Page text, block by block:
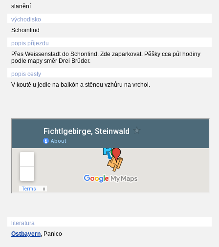
slanění
východisko
Schoinlind
popis příjezdu
Přes Weissenstadt do Schonlind. Zde zaparkovat. Pěšky cca půl hodiny
podle mapy směr Drei Brüder.
popis cesty
V koutě u jedle na balkón a stěnou vzhůru na vrchol.
literatura
Ostbayern , Panico